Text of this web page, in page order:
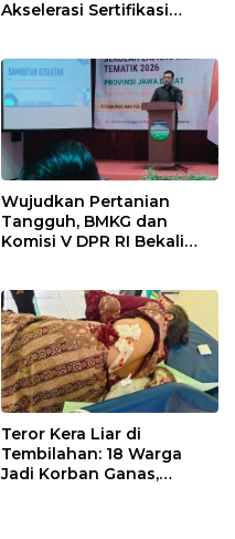
Akselerasi Sertifikasi
Indramayu
Wujudkan Pertanian
Tangguh, BMKG dan
Komisi V DPR RI Bekali
Teror Kera Liar di
Tembilahan: 18 Warga
Jadi Korban Ganas,